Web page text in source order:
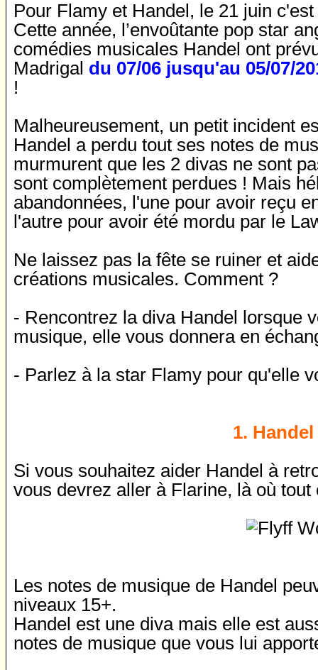
Pour Flamy et Handel, le 21 juin
Cette année, l’envoûtante pop star
comédies musicales Handel ont
Madrigal du 07/06 jusqu'au 05/07/
!
Malheureusement, un petit incident
Handel a perdu tout ses notes de
murmurent que les 2 divas ne sont
sont complètement perdues ! Mais
abandonnées, l'une pour avoir reçu
l'autre pour avoir été mordu par le
Ne laissez pas la fête se ruiner et
créations musicales. Comment ?
- Rencontrez la diva Handel lorsque
musique, elle vous donnera en
- Parlez à la star Flamy pour qu'elle
1.
Si vous souhaitez aider Handel à
vous devrez aller à Flarine, là où tout
Les notes de musique de Handel
niveaux 15+.
Handel est une diva mais elle est
notes de musique que vous lui